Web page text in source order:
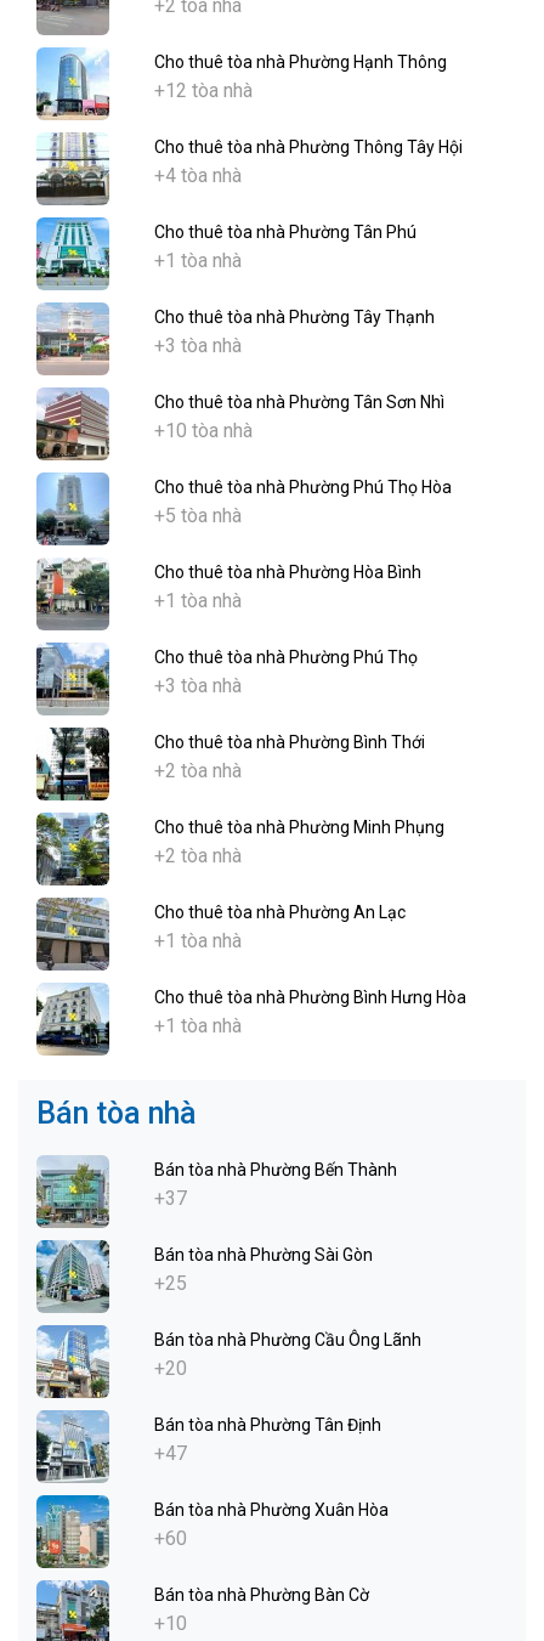
+2 tòa nhà
Cho thuê tòa nhà Phường Hạnh Thông
+12 tòa nhà
Cho thuê tòa nhà Phường Thông Tây Hội
+4 tòa nhà
Cho thuê tòa nhà Phường Tân Phú
+1 tòa nhà
Cho thuê tòa nhà Phường Tây Thạnh
+3 tòa nhà
Cho thuê tòa nhà Phường Tân Sơn Nhì
+10 tòa nhà
Cho thuê tòa nhà Phường Phú Thọ Hòa
+5 tòa nhà
Cho thuê tòa nhà Phường Hòa Bình
+1 tòa nhà
Cho thuê tòa nhà Phường Phú Thọ
+3 tòa nhà
Cho thuê tòa nhà Phường Bình Thới
+2 tòa nhà
Cho thuê tòa nhà Phường Minh Phụng
+2 tòa nhà
Cho thuê tòa nhà Phường An Lạc
+1 tòa nhà
Cho thuê tòa nhà Phường Bình Hưng Hòa
+1 tòa nhà
Bán tòa nhà
Bán tòa nhà Phường Bến Thành
+37
Bán tòa nhà Phường Sài Gòn
+25
Bán tòa nhà Phường Cầu Ông Lãnh
+20
Bán tòa nhà Phường Tân Định
+47
Bán tòa nhà Phường Xuân Hòa
+60
Bán tòa nhà Phường Bàn Cờ
+10